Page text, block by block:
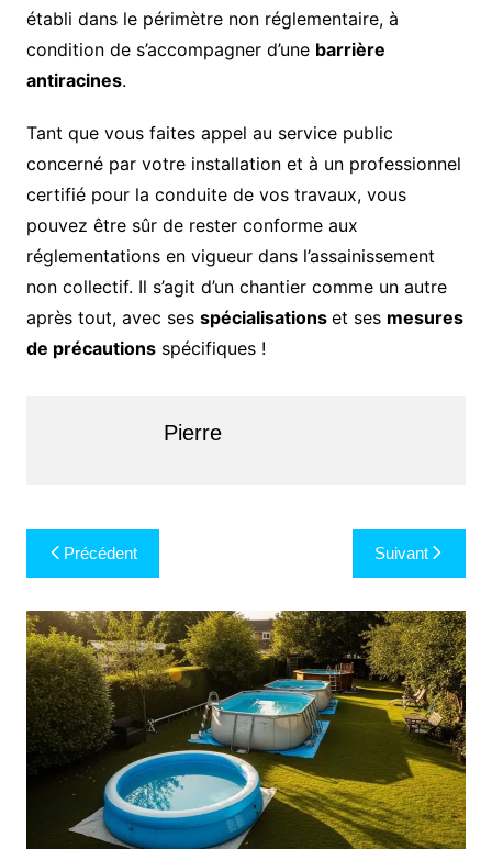
établi dans le périmètre non réglementaire, à
condition de s’accompagner d’une barrière
antiracines.
Tant que vous faites appel au service public
concerné par votre installation et à un professionnel
certifié pour la conduite de vos travaux, vous
pouvez être sûr de rester conforme aux
réglementations en vigueur dans l’assainissement
non collectif. Il s’agit d’un chantier comme un autre
après tout, avec ses spécialisations et ses mesures
de précautionsspécifiques !
Pierre
Navigation
de
l’article
Précédent Suivant